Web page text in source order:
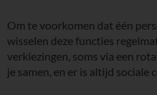
Om te voorkomen dat één
wisselen deze functies
verkiezingen, soms via een
je samen, en er is altijd sociale